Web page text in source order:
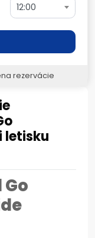
letisku
12:00
rezervácie